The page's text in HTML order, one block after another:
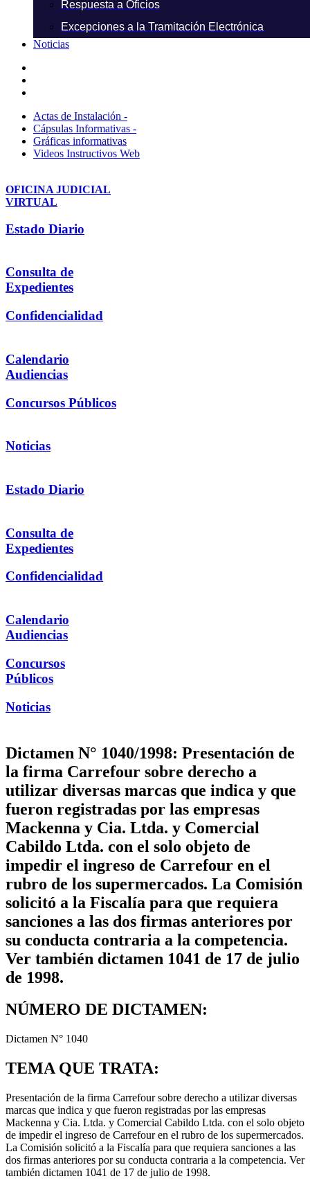
Respuesta a Oficios
Excepciones a la Tramitación Electrónica
Noticias
Actas de Instalación -
Cápsulas Informativas -
Gráficas informativas
Videos Instructivos Web
OFICINA JUDICIAL
VIRTUAL
Estado Diario
Consulta de
Expedientes
Confidencialidad
Calendario
Audiencias
Concursos Públicos
Noticias
Estado Diario
Consulta de
Expedientes
Confidencialidad
Calendario
Audiencias
Concursos
Públicos
Noticias
Dictamen N° 1040/1998: Presentación de
la firma Carrefour sobre derecho a
utilizar diversas marcas que indica y que
fueron registradas por las empresas
Mackenna y Cia. Ltda. y Comercial
Cabildo Ltda. con el solo objeto de
impedir el ingreso de Carrefour en el
rubro de los supermercados. La Comisión
solicitó a la Fiscalía para que requiera
sanciones a las dos firmas anteriores por
su conducta contraria a la competencia.
Ver también dictamen 1041 de 17 de julio
de 1998.
NÚMERO DE DICTAMEN:
Dictamen N° 1040
TEMA QUE TRATA:
Presentación de la firma Carrefour sobre derecho a utilizar diversas
marcas que indica y que fueron registradas por las empresas
Mackenna y Cia. Ltda. y Comercial Cabildo Ltda. con el solo objeto
de impedir el ingreso de Carrefour en el rubro de los supermercados.
La Comisión solicitó a la Fiscalía para que requiera sanciones a las
dos firmas anteriores por su conducta contraria a la competencia. Ver
también dictamen 1041 de 17 de julio de 1998.